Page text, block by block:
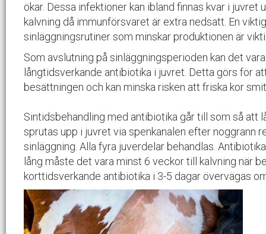
ökar. Dessa infektioner kan ibland finnas kvar i
kalvning då immunförsvaret är extra nedsatt. En
sinläggningsrutiner som minskar produktionen är
Som avslutning på sinläggningsperioden kan det
långtidsverkande antibiotika i juvret. Detta görs för
besättningen och kan minska risken att friska kor
Sintidsbehandling med antibiotika går till som så att
sprutas upp i juvret via spenkanalen efter noggrann
sinläggning. Alla fyra juverdelar behandlas.
lång måste det vara minst 6 veckor till kalvning när
korttidsverkande antibiotika i 3-5 dagar övervägas